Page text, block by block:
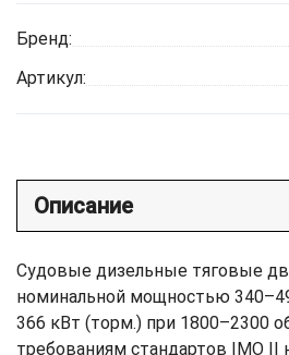
Бренд:
Артикул:
Описание
Судовые дизельные тяговые
номинальной мощностью
366 кВт (торм.) при 1800–2300
требованиям стандартов IMO